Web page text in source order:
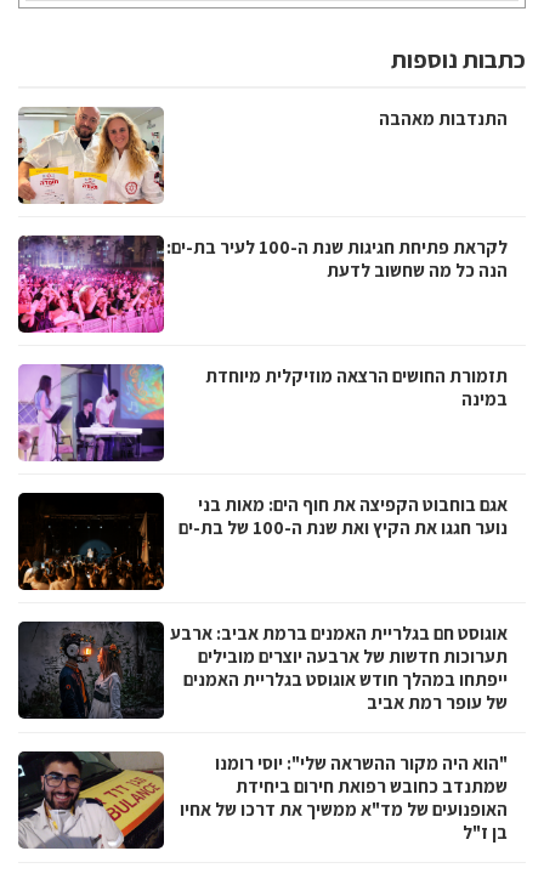
כתבות נוספות
התנדבות מאהבה
לקראת פתיחת חגיגות שנת ה-100 לעיר בת-ים:
הנה כל מה שחשוב לדעת
תזמורת החושים הרצאה מוזיקלית מיוחדת
במינה
אגם בוחבוט הקפיצה את חוף הים: מאות בני
נוער חגגו את הקיץ ואת שנת ה-100 של בת-ים
אוגוסט חם בגלריית האמנים ברמת אביב: ארבע
תערוכות חדשות של ארבעה יוצרים מובילים
ייפתחו במהלך חודש אוגוסט בגלריית האמנים
של עופר רמת אביב
"הוא היה מקור ההשראה שלי": יוסי רומנו
שמתנדב כחובש רפואת חירום ביחידת
האופנועים של מד"א ממשיך את דרכו של אחיו
בן ז"ל